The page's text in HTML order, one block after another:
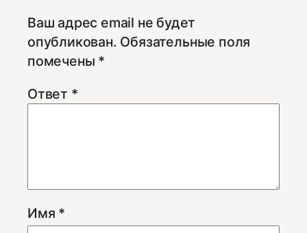
Ваш адрес email не будет
опубликован. Обязательные поля
помечены *
Ответ *
Имя *